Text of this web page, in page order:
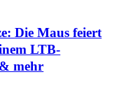
Die Maus feiert
LTB-
mehr